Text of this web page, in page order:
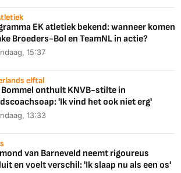
EK atletiek bekend: wanneer komen
Broeders-Bol en TeamNL in actie?
15:37
elftal
Bommel onthult KNVB-stilte in
'Ik vind het ook niet erg'
13:33
van Barneveld neemt rigoureus
en voelt verschil: 'Ik slaap nu als een os'